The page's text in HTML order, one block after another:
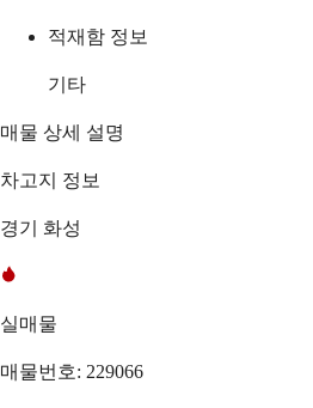
적재함 정보
기타
매물 상세 설명
차고지 정보
경기 화성
실매물
매물번호: 229066